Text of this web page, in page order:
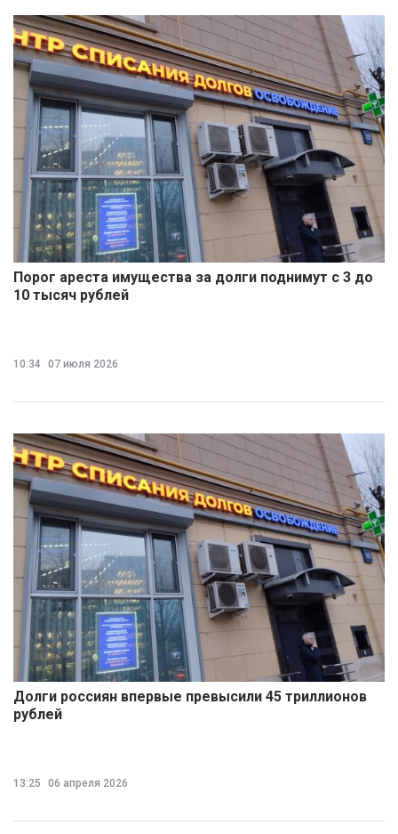
Порог ареста имущества за долги поднимут с 3 до
10 тысяч рублей
10:34 07 июля 2026
Долги россиян впервые превысили 45 триллионов
рублей
13:25 06 апреля 2026